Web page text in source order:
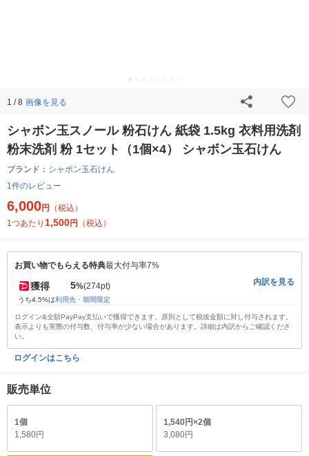
1 / 8 画像を見る
シャボン玉スノール 粉石けん 紙袋 1.5kg 衣料用洗剤
粉末洗剤 粉 1セット（1個×4） シャボン玉石けん
ブランド： シャボン玉石けん
1件のレビュー
6,000円
（税込）
1つあたり 1,500円 （税込）
お買い物でもらえる特典最大付与率7%
獲得 5%(274pt)
うち4.5%は利用先・期間限定
内訳を見る
ログイン&全額PayPay支払いで獲得できます。原則として税抜金額に対し付与されます。
表示よりも実際の付与数、付与率が少ない場合があります。詳細は内訳からご確認くださ
い。
ログインはこちら
販売単位
1個
1,580円
1,540円×2個
3,080円